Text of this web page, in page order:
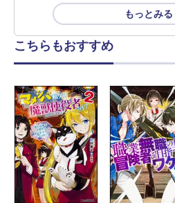
もっとみる
こちらもおすすめ